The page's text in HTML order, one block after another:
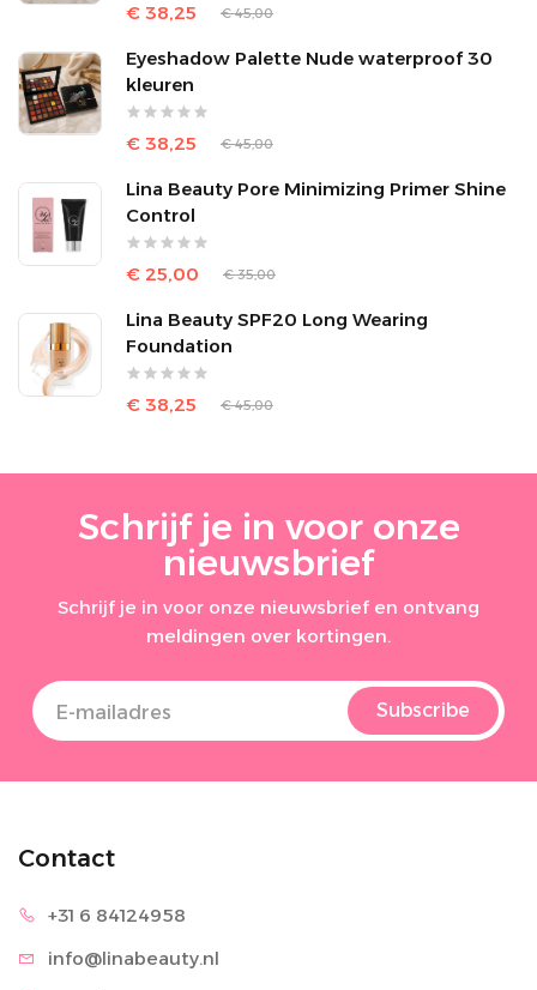
€ 38,25 € 45,00
Eyeshadow Palette Nude waterproof 30
kleuren
€ 38,25 € 45,00
Lina Beauty Pore Minimizing Primer Shine
Control
€ 25,00 € 35,00
Lina Beauty SPF20 Long Wearing
Foundation
€ 38,25 € 45,00
Schrijf je in voor onze
nieuwsbrief
Schrijf je in voor onze nieuwsbrief en ontvang
meldingen over kortingen.
Subscribe
Contact
+31 6 84124958
info@linabeauty.nl